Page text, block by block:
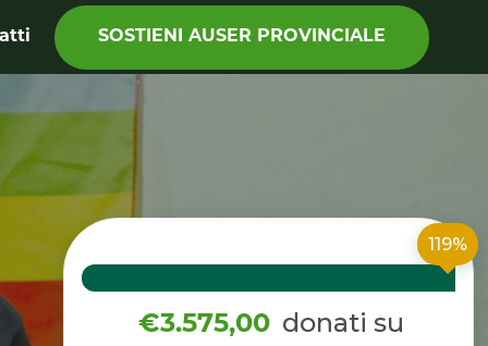
SOSTIENI AUSER PROVINCIALE
119%
€3.575,00 donati su